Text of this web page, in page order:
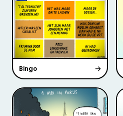
Bingo